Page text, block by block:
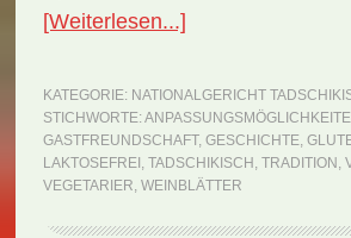
[Weiterlesen...]
Dolma
(Rezept)
KATEGORIE: NATIONALGERICHT
STICHWORTE:
GASTFREUNDSCHAFT, GESCHICHTE,
LAKTOSEFREI , TADSCHIKISCH , TRADITION ,
VEGETARIER, WEINBLÄTTER